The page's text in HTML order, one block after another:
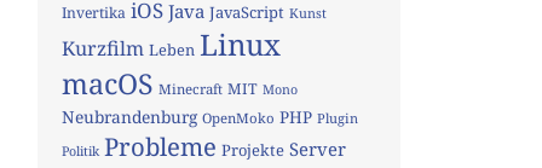
Invertika iOS Java JavaScript Kunst
Kurzfilm Leben Linux
macOS Minecraft MIT Mono
Neubrandenburg OpenMoko PHP Plugin
Politik Probleme Projekte Server